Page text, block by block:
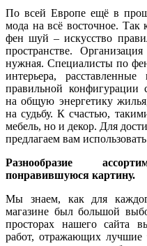
По всей Европе ещё в
мода на всё восточное.
фен шуй – искусство
пространстве.
нужная. Специалисты по
интерьера,
правильной конфигурации
на общую энергетику
на судьбу. К счастью,
мебель, но и декор. Для
предлагаем вам
Разнообразие
понравившуюся картину.
Мы знаем, как для
магазине был большой
просторах нашего сайта
работ, отражающих лучшие